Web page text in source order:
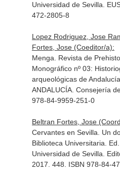
Universidad de Sevilla.
472-2805-8
Lopez Rodriguez, Jose
Fortes, Jose (Coeditor/a):
Menga. Revista de
Monográfico nº 03:
arqueológicas de
ANDALUCÍA. Consejería
978-84-9959-251-0
Beltran Fortes, Jose
Cervantes en Sevilla. Un
Biblioteca Universitaria.
Universidad de Sevilla.
2017. 448. ISBN 978-84-